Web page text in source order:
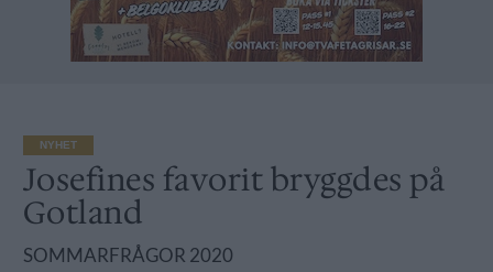
NYHET
Josefines favorit bryggdes på
Gotland
SOMMARFRÅGOR 2020